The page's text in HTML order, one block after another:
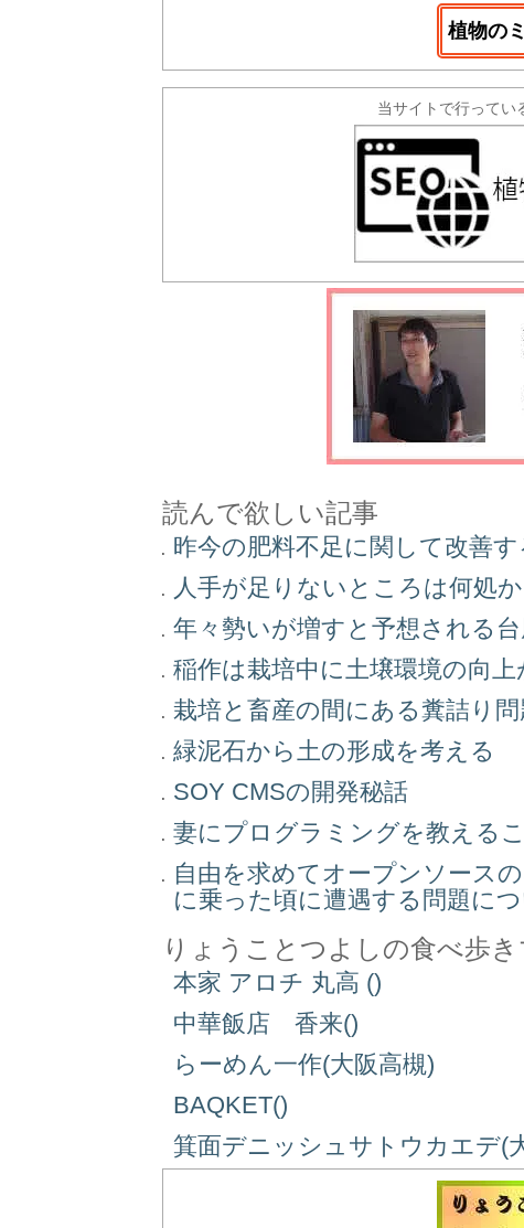
植物の
当サイトで行ってい
読んで欲しい記事
昨今の肥料不足に関して改善
人手が足りないところは何処か
年々勢いが増すと予想される
稲作は栽培中に土壌環境の向
栽培と畜産の間にある糞詰り問
緑泥石から土の形成を考える
SOY CMSの開発秘話
妻にプログラミングを教える
自由を求めてオープンソース
に乗った頃に遭遇する問題に
りょうことつよしの食べ歩
本家 アロチ 丸高 ()
中華飯店 香来()
らーめん一作(大阪高槻)
BAQKET()
箕面デニッシュサトウカエデ(